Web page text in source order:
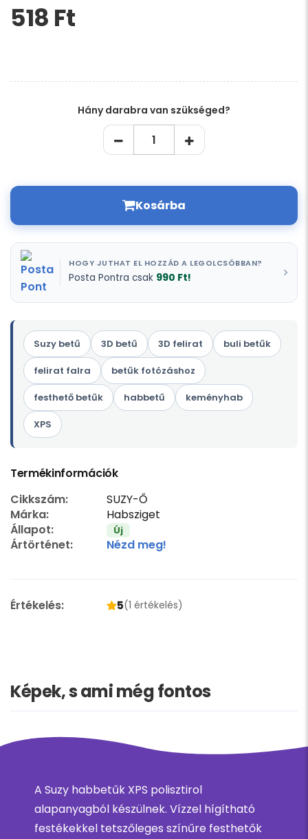
Kérem,
hagyja
518 Ft‎
Hány darabra van szükséged?
Kosárba
HOGY JUTHAT EL HOZZÁD A LEGOLCSÓBBAN?
Posta Pontra csak 990 Ft!
Suzy betű 3D betű 3D felirat buli betűk
felirat falra betűk fotózáshoz
festhető betűk habbetű keményhab
XPS
Termékinformációk
Cikkszám:
SUZY-Ő
Márka:
Habsziget
Állapot:
Új
Ártörténet: Nézd meg!
Értékelés: 5(1 értékelés)
Képek, s ami még fontos
A Suzy habbetűk XPS polisztirol
alapanyagból készülnek. Vízzel hígítható
festékekkel tetszőleges színűre festhetők